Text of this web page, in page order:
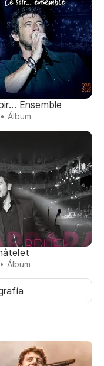
Ensemble
Álbum
Álbum